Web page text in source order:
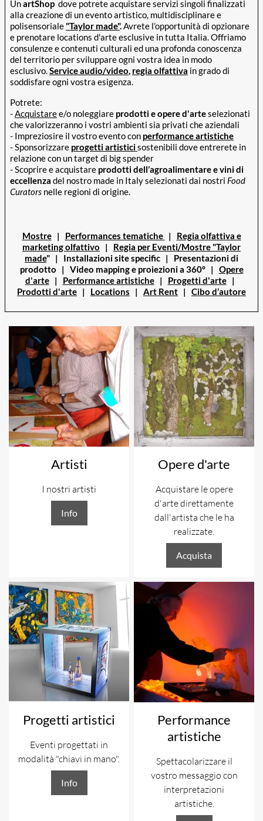
UnartShop dove potrete acquistare servizi singoli finalizzati
alla creazione di un evento artistico, multidisciplinare e
polisensoriale "Taylor made".Avrete l’opportunità di opzionare
e prenotare locations d'arte esclusive in tutta Italia. Offriamo
consulenze e contenuti culturali ed una profonda conoscenza
del territorio per sviluppare ogni vostra idea in modo
esclusivo.Service audio/video, regia olfattiva in grado di
soddisfare ogni vostra esigenza.
Potrete:
-Acquistaree/o noleggiare prodotti e opere d'arteselezionati
che valorizzeranno i vostri ambienti sia privati che aziendali
- Impreziosire il vostro evento con performance artistiche
- Sponsorizzare progetti artisticisostenibili dove entrerete in
relazione con un target di big spender
- Scoprire e acquistare prodotti dell’agroalimentare e vini di
eccellenza del nostro made in Italy selezionati dai nostri Food
Curators nelle regioni di origine.
Mostre| Performances tematiche | Regia olfattiva e
marketing olfattivo | Regia per Eventi/Mostre "Taylor
made" | Installazioni site specific | Presentazioni di
prodotto | Video mapping e proiezioni a 360° | Opere
d'arte| Performance artistiche| Progetti d'arte|
Prodotti d'arte | Locations | Art Rent | Cibo d’autore
Artisti
I nostri artisti
Info
Opere d'arte
Acquistare le opere
d'arte direttamente
dall'artista che le ha
realizzate.
Acquista
Progetti artistici
Eventi progettati in
modalità "chiavi in mano".
Info
Performance
artistiche
Spettacolarizzare il
vostro messaggio con
interpretazioni
artistiche.